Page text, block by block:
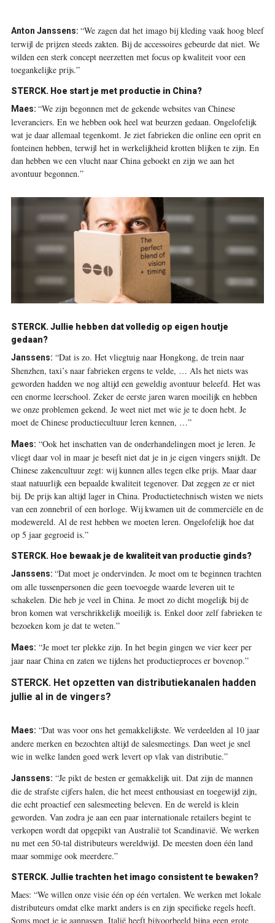
Anton Janssens: “We zagen dat het imago bij kleding vaak hoog bleef
terwijl de prijzen steeds zakten. Bij de accessoires gebeurde dat niet. We
wilden een sterk concept neerzetten met focus op kwaliteit voor een
toegankelijke prijs.”
STERCK. Hoe start je met productie in China?
Maes: “We zijn begonnen met de gekende websites van Chinese
leveranciers. En we hebben ook heel wat beurzen gedaan. Ongelofelijk
wat je daar allemaal tegenkomt. Je ziet fabrieken die online een oprit en
fonteinen hebben, terwijl het in werkelijkheid krotten blijken te zijn. En
dan hebben we een vlucht naar China geboekt en zijn we aan het
avontuur begonnen.”
STERCK. Jullie hebben dat volledig op eigen houtje
gedaan?
Janssens: “Dat is zo. Het vliegtuig naar Hongkong, de trein naar
Shenzhen, taxi’s naar fabrieken ergens te velde, … Als het niets was
geworden hadden we nog altijd een geweldig avontuur beleefd. Het was
een enorme leerschool. Zeker de eerste jaren waren moeilijk en hebben
we onze problemen gekend. Je weet niet met wie je te doen hebt. Je
moet de Chinese productiecultuur leren kennen, …”
Maes: “Ook het inschatten van de onderhandelingen moet je leren. Je
vliegt daar vol in maar je beseft niet dat je in je eigen vingers snijdt. De
Chinese zakencultuur zegt: wij kunnen alles tegen elke prijs. Maar daar
staat natuurlijk een bepaalde kwaliteit tegenover. Dat zeggen ze er niet
bij. De prijs kan altijd lager in China. Productietechnisch wisten we niets
van een zonnebril of een horloge. Wij kwamen uit de commerciële en de
modewereld. Al de rest hebben we moeten leren. Ongelofelijk hoe dat
op 5 jaar gegroeid is.”
STERCK. Hoe bewaak je de kwaliteit van productie ginds?
Janssens: “Dat moet je ondervinden. Je moet om te beginnen trachten
om alle tussenpersonen die geen toevoegde waarde leveren uit te
schakelen. Die heb je veel in China. Je moet zo dicht mogelijk bij de
bron komen wat verschrikkelijk moeilijk is. Enkel door zelf fabrieken te
bezoeken kom je dat te weten.”
Maes: “Je moet ter plekke zijn. In het begin gingen we vier keer per
jaar naar China en zaten we tijdens het productieproces er bovenop.”
STERCK. Het opzetten van distributiekanalen hadden
jullie al in de vingers?
Maes: “Dat was voor ons het gemakkelijkste. We verdeelden al 10 jaar
andere merken en bezochten altijd de salesmeetings. Dan weet je snel
wie in welke landen goed werk levert op vlak van distributie.”
Janssens: “Je pikt de besten er gemakkelijk uit. Dat zijn de mannen
die de strafste cijfers halen, die het meest enthousiast en toegewijd zijn,
die echt proactief een salesmeeting beleven. En de wereld is klein
geworden. Van zodra je aan een paar internationale retailers begint te
verkopen wordt dat opgepikt van Australië tot Scandinavië. We werken
nu met een 50-tal distributeurs wereldwijd. De meesten doen één land
maar sommige ook meerdere.”
STERCK. Jullie trachten het imago consistent te bewaken?
Maes: “We willen onze visie één op één vertalen. We werken met lokale
distributeurs omdat elke markt anders is en zijn specifieke regels heeft.
Soms moet je je aanpassen. Italië heeft bijvoorbeeld bijna geen grote